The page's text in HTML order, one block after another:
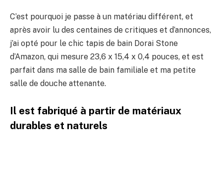
C’est pourquoi je passe à un matériau différent, et
après avoir lu des centaines de critiques et d’annonces,
j’ai opté pour le chic tapis de bain Dorai Stone
d’Amazon, qui mesure 23,6 x 15,4 x 0,4 pouces, et est
parfait dans ma salle de bain familiale et ma petite
salle de douche attenante.
Il est fabriqué à partir de matériaux
durables et naturels